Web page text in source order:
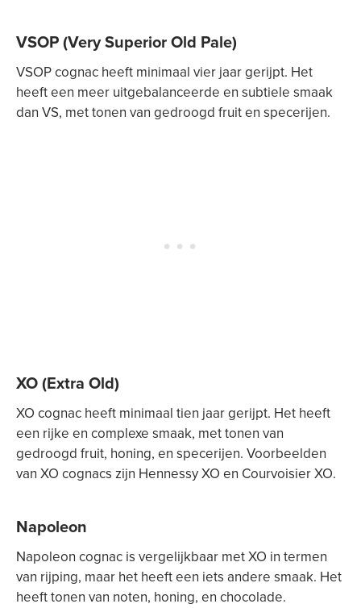
VSOP (Very Superior Old Pale)
VSOP cognac heeft minimaal vier jaar gerijpt. Het
heeft een meer uitgebalanceerde en subtiele smaak
dan VS, met tonen van gedroogd fruit en specerijen.
XO (Extra Old)
XO cognac heeft minimaal tien jaar gerijpt. Het heeft
een rijke en complexe smaak, met tonen van
gedroogd fruit, honing, en specerijen. Voorbeelden
van XO cognacs zijn Hennessy XO en Courvoisier XO.
Napoleon
Napoleon cognac is vergelijkbaar met XO in termen
van rijping, maar het heeft een iets andere smaak. Het
heeft tonen van noten, honing, en chocolade.